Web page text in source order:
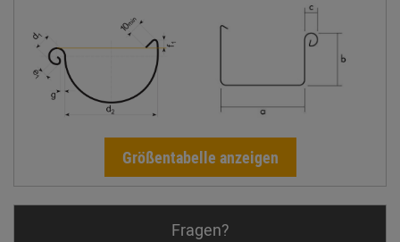
Größentabelle anzeigen
Fragen?